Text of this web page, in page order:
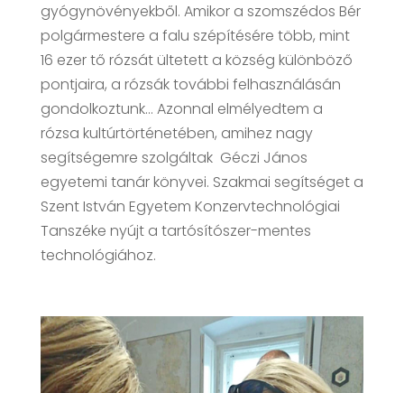
gyógynövényekből. Amikor a szomszédos Bér
polgármestere a falu szépítésére több, mint
16 ezer tő rózsát ültetett a község különböző
pontjaira, a rózsák további felhasználásán
gondolkoztunk… Azonnal elmélyedtem a
rózsa kultúrtörténetében, amihez nagy
segítségemre szolgáltak Géczi János
egyetemi tanár könyvei. Szakmai segítséget a
Szent István Egyetem Konzervtechnológiai
Tanszéke nyújt a tartósítószer-mentes
technológiához.